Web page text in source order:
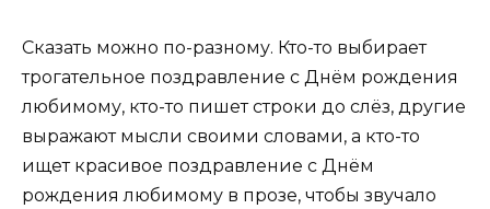
Сказать можно по-разному. Кто-то выбирает
трогательное поздравление с Днём рождения
любимому, кто-то пишет строки до слёз, другие
выражают мысли своими словами, а кто-то
ищет красивое поздравление с Днём
рождения любимому в прозе, чтобы звучало